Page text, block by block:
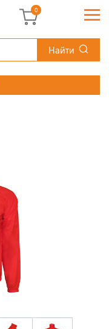
Найти
0